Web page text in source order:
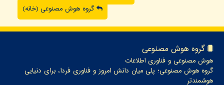
گروه هوش مصنوعی (خانه)
گروه هوش مصنوعی
هوش مصنوعی و فناوری اطلاعات
گروه هوش مصنوعی؛ پلی میان دانش امروز و فناوری فردا، برای دنیایی
هوشمندتر